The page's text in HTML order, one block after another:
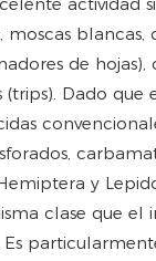
moscas
de hojas),
Dado que
y
clase que el